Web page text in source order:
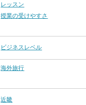
レッスン
授業の受けやすさ
ビジネスレベル
海外旅行
近畿